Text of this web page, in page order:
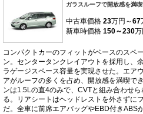
ガラスルーフで開放感を満
中古車価格 23万円～67
新車時価格 150～230万
コンパクトカーのフィットがベースのスペ
ン。センタータンクレイアウトを採用し、
ラゲージスペース容量を実現させた。エア
アがルーフの多くを占め、開放感を満喫で
ンは1.5Lの直4のみで、CVTと組み合わせ
る。リアシートはヘッドレストを外さずに
だ。全車に前席エアバッグやEBD付きABS